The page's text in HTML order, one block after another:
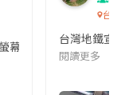
幕啦!這次的劇本改編
台灣
台灣地鐵宣
閱讀更多